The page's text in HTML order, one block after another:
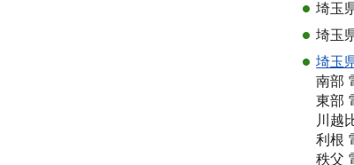
埼玉
埼玉
埼玉
南部
東部
川越
利根
秩父